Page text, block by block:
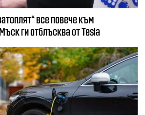
все повече към
ги отблъсква от Tesla